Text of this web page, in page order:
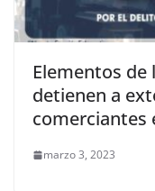
Elementos de
detienen a
comerciantes
marzo 3, 2023